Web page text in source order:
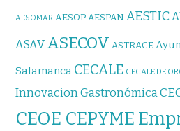
AESOMAR AESOP AESPAN AESTIC
ASAVASECOV ASTRACE
Salamanca CECALE CECALE DE
Innovacion Gastronómica
CEOE CEPYME